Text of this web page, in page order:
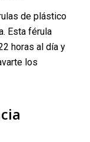
de plástico
Esta férula
horas al día y
los